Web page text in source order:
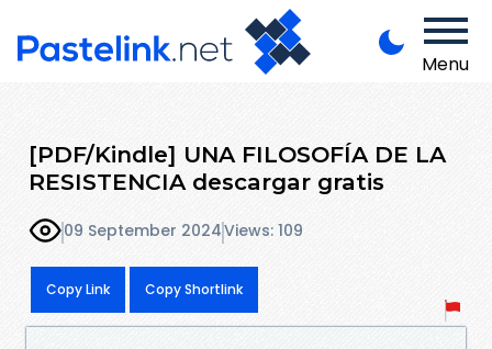
Menu
[PDF/Kindle] UNA FILOSOFÍA DE LA
RESISTENCIA descargar gratis
09 September 2024Views: 109
Copy Link Copy Shortlink